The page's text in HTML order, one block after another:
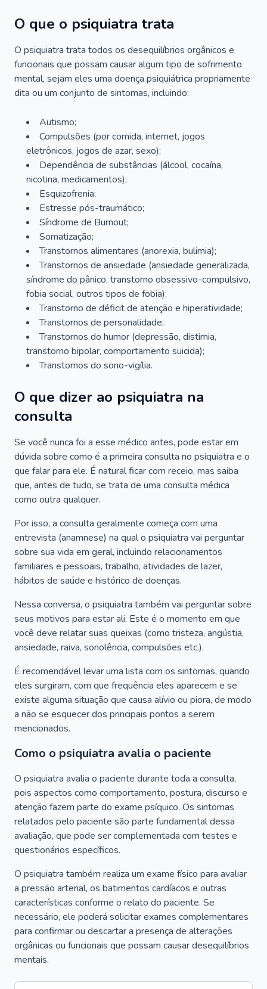
O que o psiquiatra trata
O psiquiatra trata todos os desequilíbrios orgânicos e
funcionais que possam causar algum tipo de sofrimento
mental, sejam eles uma doença psiquiátrica propriamente
dita ou um conjunto de sintomas, incluindo:
Autismo;
Compulsões (por comida, internet, jogos
eletrônicos, jogos de azar, sexo);
Dependência de substâncias (álcool, cocaína,
nicotina, medicamentos);
Esquizofrenia;
Estresse pós-traumático;
Síndrome de Burnout;
Somatização;
Transtornos alimentares (anorexia, bulimia);
Transtornos de ansiedade (ansiedade generalizada,
síndrome do pânico, transtorno obsessivo-compulsivo,
fobia social, outros tipos de fobia);
Transtorno de déficit de atenção e hiperatividade;
Transtornos de personalidade;
Transtornos do humor (depressão, distimia,
transtorno bipolar, comportamento suicida);
Transtornos do sono-vigília.
O que dizer ao psiquiatra na
consulta
Se você nunca foi a esse médico antes, pode estar em
dúvida sobre como é a primeira consulta no psiquiatra e o
que falar para ele. É natural ficar com receio, mas saiba
que, antes de tudo, se trata de uma consulta médica
como outra qualquer.
Por isso, a consulta geralmente começa com uma
entrevista (anamnese) na qual o psiquiatra vai perguntar
sobre sua vida em geral, incluindo relacionamentos
familiares e pessoais, trabalho, atividades de lazer,
hábitos de saúde e histórico de doenças.
Nessa conversa, o psiquiatra também vai perguntar sobre
seus motivos para estar ali. Este é o momento em que
você deve relatar suas queixas (como tristeza, angústia,
ansiedade, raiva, sonolência, compulsões etc.).
É recomendável levar uma lista com os sintomas, quando
eles surgiram, com que frequência eles aparecem e se
existe alguma situação que causa alívio ou piora, de modo
a não se esquecer dos principais pontos a serem
mencionados.
Como o psiquiatra avalia o paciente
O psiquiatra avalia o paciente durante toda a consulta,
pois aspectos como comportamento, postura, discurso e
atenção fazem parte do exame psíquico. Os sintomas
relatados pelo paciente são parte fundamental dessa
avaliação, que pode ser complementada com testes e
questionários específicos.
O psiquiatra também realiza um exame físico para avaliar
a pressão arterial, os batimentos cardíacos e outras
características conforme o relato do paciente. Se
necessário, ele poderá solicitar exames complementares
para confirmar ou descartar a presença de alterações
orgânicas ou funcionais que possam causar desequilíbrios
mentais.